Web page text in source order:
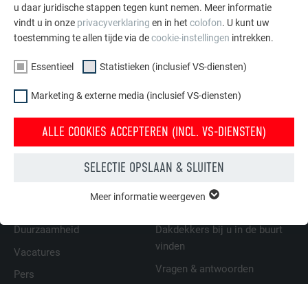
minimaal 24 mm, met een statisch stabiele houten
onderconstructie en met originele PREFA-
bevestigingsmiddelen worden gebruikt.
Voor meer informatie over bekledingen met dubbele staande
TERUG VOLGENDE
FAMILIEBEDRIJF | PREFA
Duurzaamheid
Vacatures
Pers
WIJ HELPEN U
Dakdekkers bij u in de buurt
vinden
Vragen & antwoorden
u daar juridische stappen tegen kunt nemen. Meer informatie
vindt u in onze privacyverklaring en in het colofon. U kunt uw
toestemming te allen tijde via decookie-instellingen intrekken.
Essentieel Statistieken (inclusief VS-diensten)
Marketing & externe media (inclusief VS-diensten)
ALLE COOKIES ACCEPTEREN (INCL. VS-DIENSTEN)
SELECTIE OPSLAAN & SLUITEN
van de website. Hierdoor wordt gewaarborgd dat de website
NAAM Cookie-informatie weergeven
Meer informatie weergeven